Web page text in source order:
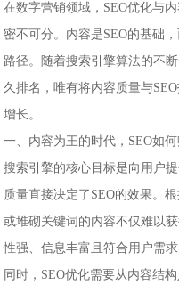
在数字营销领域，SEO优化与
密不可分。内容是SEO的基础
路径。随着搜索引擎算法的不
久排名，唯有将内容质量与
增长。
一、内容为王的时代，SEO如
搜索引擎的核心目标是向用户
质量直接决定了SEO的效果。
或堆砌关键词的内容不仅难以
性强、信息丰富且符合用户需
同时，SEO优化需要从内容结构